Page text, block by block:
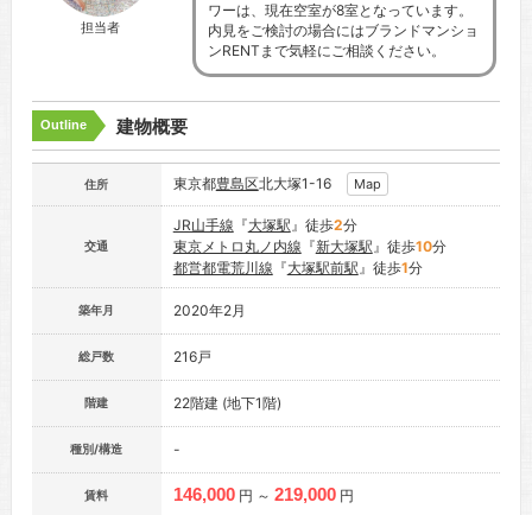
担当者
ワーは、現在空室が8室となっています。
内見をご検討の場合にはブランドマンショ
ンRENTまで気軽にご相談ください。
Outline 建物概要
住所 東京都豊島区北大塚1-16 Map
交通
JR山手線 『大塚駅』徒歩2分
東京メトロ丸ノ内線 『新大塚駅』徒歩10分
都営都電荒川線 『大塚駅前駅』徒歩1分
築年月 2020年2月
総戸数 216戸
階建 22階建 (地下1階)
種別/構造 -
賃料 146,000 円 ～ 219,000 円